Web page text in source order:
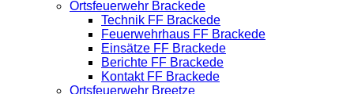
Ortsfeuerwehr Brackede
Technik FF Brackede
Feuerwehrhaus FF Brackede
Einsätze FF Brackede
Berichte FF Brackede
Kontakt FF Brackede
Ortsfeuerwehr Breetze